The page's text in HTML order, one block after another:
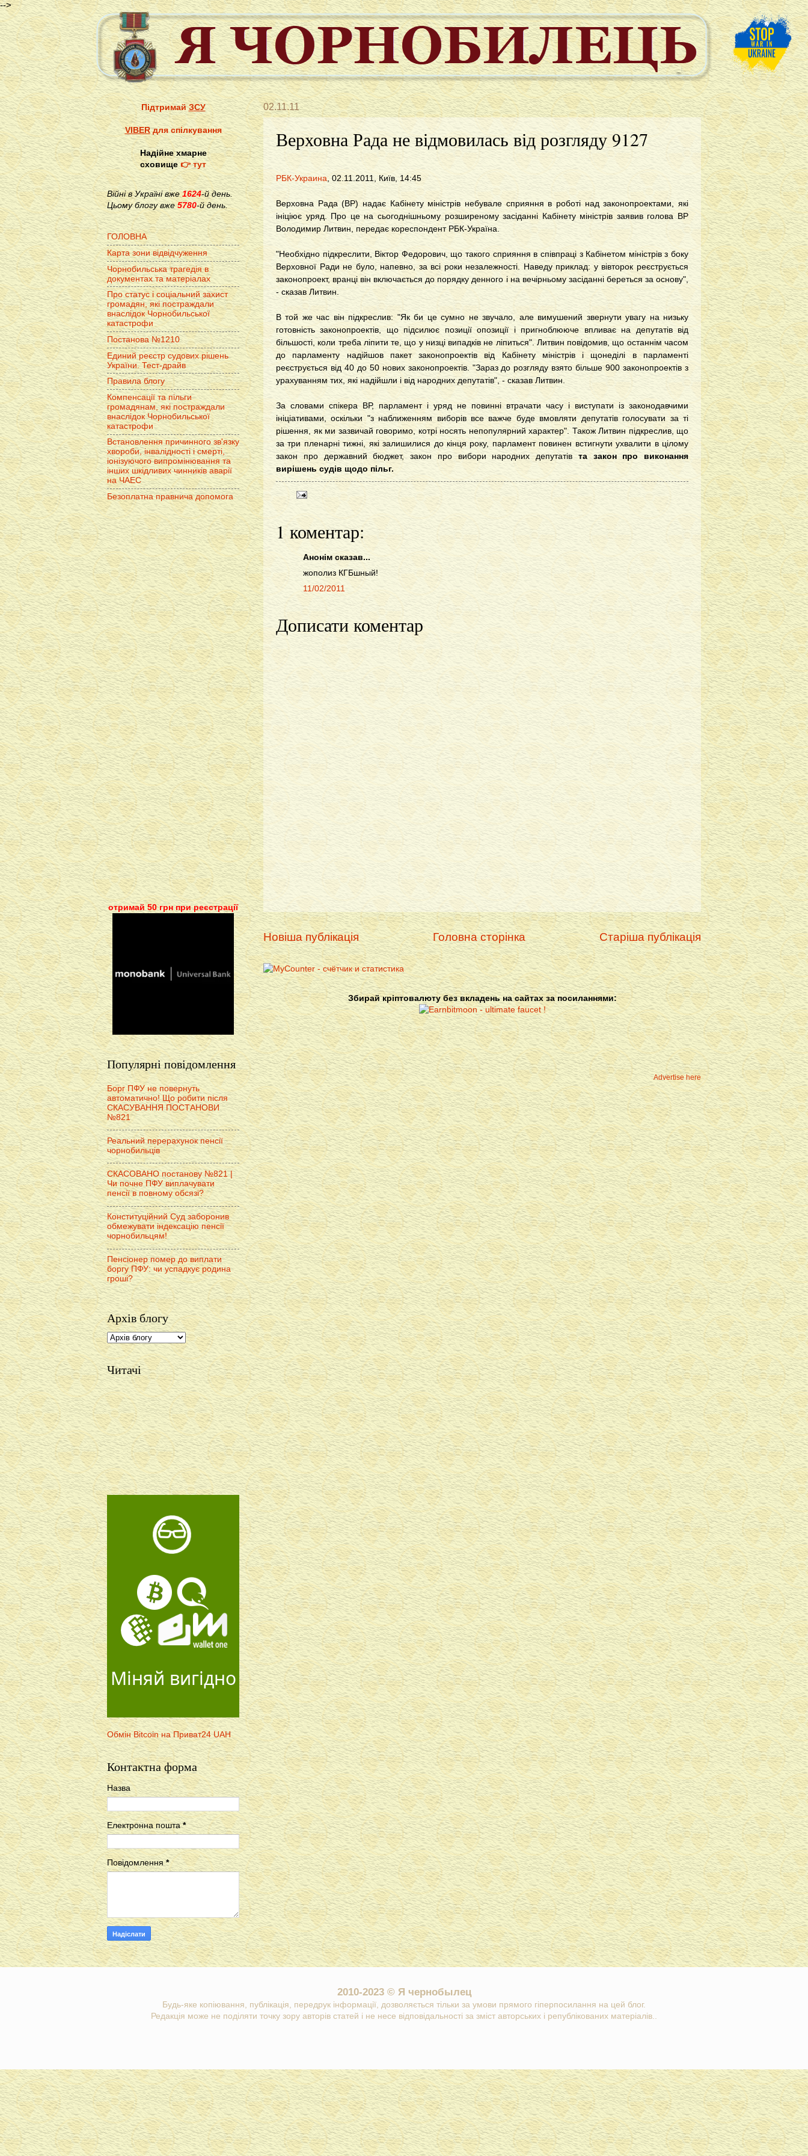
-->
02.11.11
Верховна Рада не відмовилась від розгляду 9127
РБК-Украина, 02.11.2011, Київ, 14:45
Верховна Рада (ВР) надає Кабінету міністрів небувале сприяння в роботі над законопроектами, які
ініціює уряд. Про це на сьогоднішньому розширеному засіданні Кабінету міністрів заявив голова ВР
Володимир Литвин, передає кореспондент РБК-Україна.
"Необхідно підкреслити, Віктор Федорович, що такого сприяння в співпраці з Кабінетом міністрів з боку
Верховної Ради не було, напевно, за всі роки незалежності. Наведу приклад: у вівторок реєструється
законопроект, вранці він включається до порядку денного і на вечірньому засіданні береться за основу",
- сказав Литвин.
В той же час він підкреслив: "Як би це сумно не звучало, але вимушений звернути увагу на низьку
готовність законопроектів, що підсилює позиції опозиції і пригноблююче впливає на депутатів від
більшості, коли треба ліпити те, що у низці випадків не ліпиться". Литвин повідомив, що останнім часом
до парламенту надійшов пакет законопроектів від Кабінету міністрів і щонеділі в парламенті
реєструється від 40 до 50 нових законопроектів. "Зараз до розгляду взято більше 900 законопроектів з
урахуванням тих, які надійшли і від народних депутатів", - сказав Литвин.
За словами спікера ВР, парламент і уряд не повинні втрачати часу і виступати із законодавчими
ініціативами, оскільки "з наближенням виборів все важче буде вмовляти депутатів голосувати за ті
рішення, як ми зазвичай говоримо, котрі носять непопулярний характер". Також Литвин підкреслив, що
за три пленарні тижні, які залишилися до кінця року, парламент повинен встигнути ухвалити в цілому
закон про державний бюджет, закон про вибори народних депутатів та закон про виконання
вирішень судів щодо пільг.
1 коментар:
Анонім сказав...
жополиз КГБшный!
11/02/2011
Дописати коментар
Новіша публікація Старіша публікація
Головна сторінка
Збирай кріптовалюту без вкладень на сайтах за посиланнями:
Advertise here
ПідтримайЗСУ
VIBERдля спілкування
Надійне хмарне
сховище👉 тут
Війні в Україні вже1624-й день.
Цьому блогу вже 5780-й день.
ГОЛОВНА
Карта зони відвідчуження
Чорнобильська трагедія в
документах та матеріалах
Про статус і соціальний захист
громадян, які постраждали
внаслідок Чорнобильської
катастрофи
Постанова №1210
Единий реєстр судових рішень
України. Тест-драйв
Правила блогу
Компенсації та пільги
громадянам, які постраждали
внаслідок Чорнобильської
катастрофи
Встановлення причинного зв'язку
хвороби, інвалідності і смерті,
іонізуючого випромінювання та
інших шкідливих чинників аварії
на ЧАЕС
Безоплатна правнича допомога
отримай 50 грн при реєстрації
Популярні повідомлення
Борг ПФУ не повернуть
автоматично! Що робити після
СКАСУВАННЯ ПОСТАНОВИ
№821
Реальний перерахунок пенсії
чорнобильців
СКАСОВАНО постанову №821 |
Чи почне ПФУ виплачувати
пенсії в повному обсязі?
Конституційний Суд заборонив
обмежувати індексацію пенсії
чорнобильцям!
Пенсіонер помер до виплати
боргу ПФУ: чи успадкує родина
гроші?
Архів блогу
Читачі
Міняй вигідно
Обмін Bitcoin на Приват24 UAH
Контактна форма
Назва
Електронна пошта*
Повідомлення*
2010-2023 © Я чернобылец
Будь-яке копіювання, публікація, передрук інформації, дозволяється тільки за умови прямого гіперпосилання на цей блог.
Редакція може не поділяти точку зору авторів статей і не несе відповідальності за зміст авторських і републікованих матеріалів..